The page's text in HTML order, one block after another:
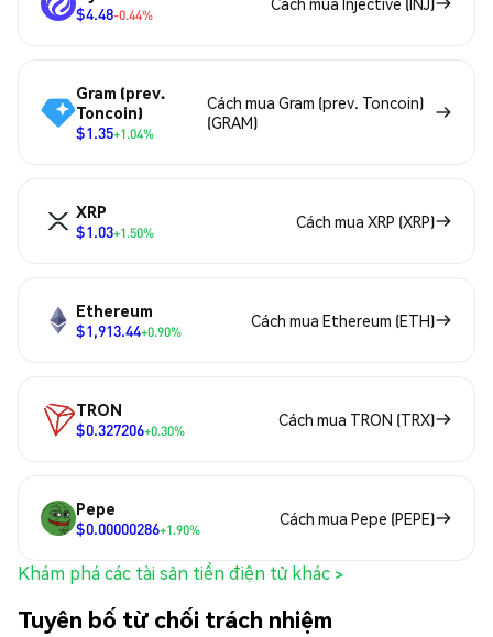
$4.48-0.44%
Gram (prev.
Toncoin)
$1.35+1.04%
Cách mua Gram (prev. Toncoin)
(GRAM)
XRP
$1.03+1.50%
Cách mua XRP (XRP)
Ethereum
$1,913.44+0.90%
Cách mua Ethereum (ETH)
TRON
$0.327206+0.30%
Cách mua TRON (TRX)
Pepe
$0.00000286+1.90%
Cách mua Pepe (PEPE)
Khám phá các tài sản tiền điện tử khác >
Tuyên bố từ chối trách nhiệm